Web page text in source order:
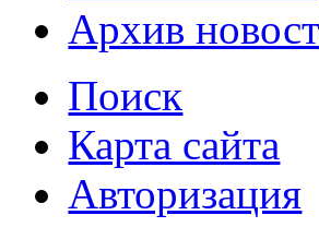
Архив
Поиск
Карта сайта
Авторизация